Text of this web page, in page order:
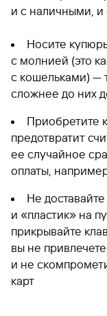
и с наличными, и
Носите
с молнией (это
с кошельками) —
сложнее до них
Приобретите
предотвратит
ее случайное
оплаты,
Не
и «пластик» на
прикрывайте
вы не
и не
карт